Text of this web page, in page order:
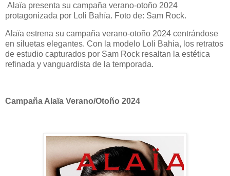
Alaïa presenta su campaña verano-otoño 2024
protagonizada por Loli Bahía. Foto de: Sam Rock.
Alaïa estrena su campaña verano-otoño 2024 centrándose
en siluetas elegantes. Con la modelo Loli Bahia, los retratos
de estudio capturados por Sam Rock resaltan la estética
refinada y vanguardista de la temporada.
Campaña Alaïa Verano/Otoño 2024